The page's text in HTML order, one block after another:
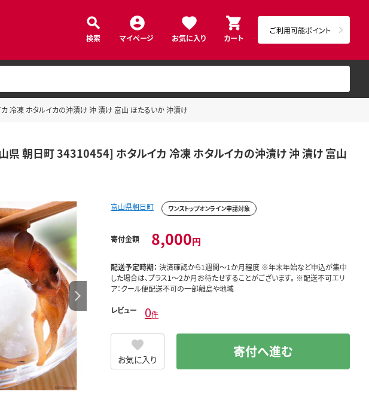
検索 マイページ お気に入り カート
ご利用可能ポイント
冷凍 ホタルイカの沖漬け 沖 漬け 富山 ほたるいか 沖漬け
朝日町 34310454] ホタルイカ 冷凍 ホタルイカの沖漬け 沖 漬け 富山
富山県朝日町 ワンストップオンライン申請対象
寄付金額 8,000円
配送予定時期： 決済確認から1週間～1か月程度 ※年末年始など申込が集中
した場合は、プラス1～2か月お待たせすることがございます。 ※配送不可エリ
ア：クール便配送不可の一部離島や地域
レビュー 0件
お気に入り 寄付へ進む